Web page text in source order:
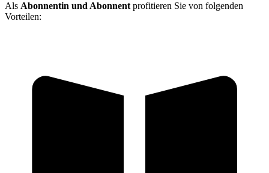
Als Abonnentin und Abonnentprofitieren Sie von folgenden
Vorteilen: